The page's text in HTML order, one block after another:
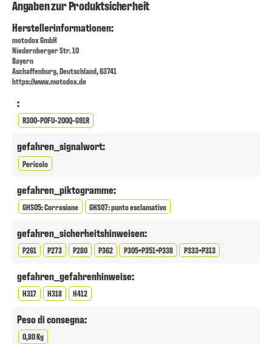
Angaben zur Produktsicherheit
Herstellerinformationen:
motodox GmbH
Niedernberger Str. 10
Bayern
Aschaffenburg, Deutschland, 63741
https://www.motodox.de
:
R300-P0FU-200Q-G91R
gefahren_signalwort:
Pericolo
gefahren_piktogramme:
GHS05: Corrosione GHS07: punto esclamativo
gefahren_sicherheitshinweisen:
P261 P273 P280 P362 P305+P351+P338 P333+P313
gefahren_gefahrenhinweise:
H317 H318 H412
Peso di consegna:
0,80 Kg